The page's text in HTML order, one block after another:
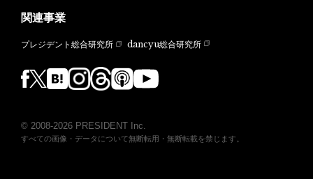
関連事業
プレジデント総合研究所 dancyu総合研究所
© 2008-2026 PRESIDENT Inc.
すべての画像・データについて無断転用・無断転載を禁じます。